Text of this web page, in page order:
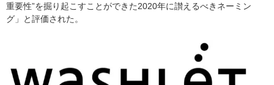
重要性”を掘り起こすことができた2020年に讃えるべきネーミン
グ」と評価された。